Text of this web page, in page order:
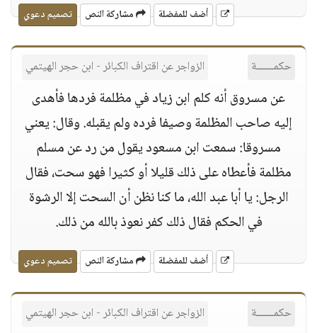
أضف للمفضلة مشاركة النص تصميم دعوي
حكمــــــة الزواجر عن اقتراف الكبائر - ابن حجر الهيتمي
عن مسروق أنه كلم ابن زياد في مظلمة فردها فأهدى
إليه صاحب المظلمة وصيفا فرده ولم يقبله. وقال: يعني
مسروقا: سمعت ابن مسعود يقول من رد عن مسلم
مظلمة فأعطاه على ذلك قليلا أو كثيرا فهو سحت، فقال
الرجل: يا أبا عبد الله، ما كنا نظن أن السحت إلا الرشوة
في الحكم فقال ذلك كفر نعوذ بالله من ذلك.
أضف للمفضلة مشاركة النص تصميم دعوي
حكمــــــة الزواجر عن اقتراف الكبائر - ابن حجر الهيتمي